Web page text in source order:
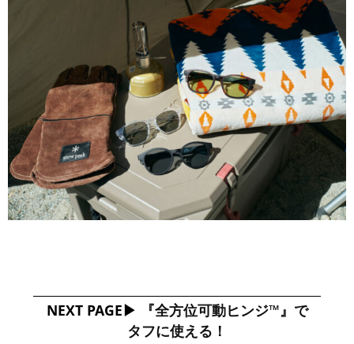
NEXT PAGE
『全方位可動ヒンジ™️』で
タフに使える！